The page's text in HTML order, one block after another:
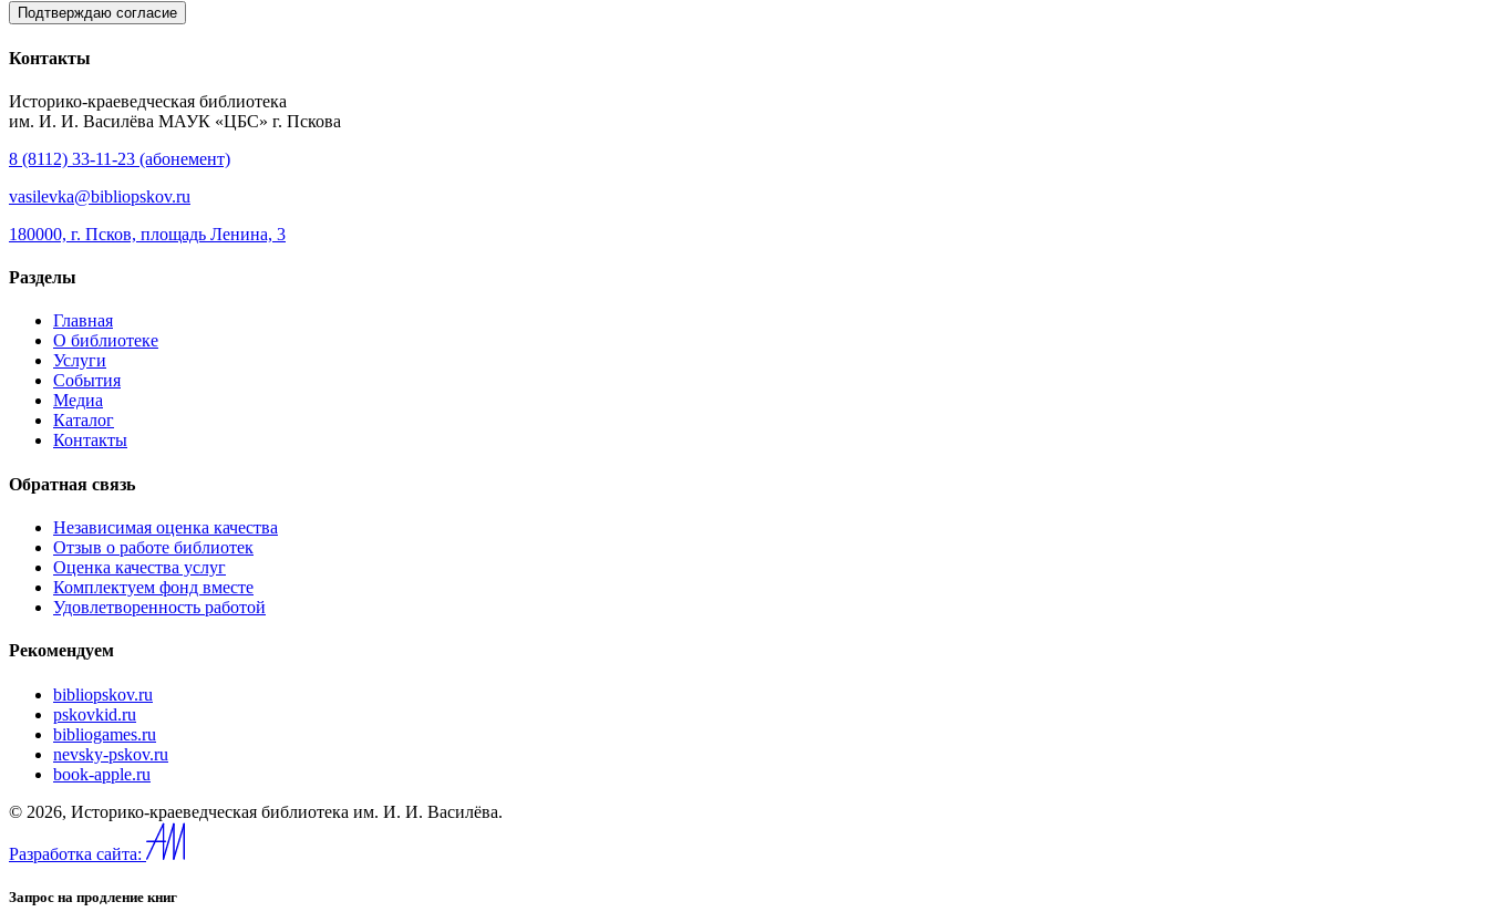
Подтверждаю согласие
Контакты
Историко-краеведческая библиотека
им. И. И. Василёва МАУК «ЦБС» г. Пскова
8 (8112) 33-11-23 (абонемент)
vasilevka@bibliopskov.ru
180000, г. Псков, площадь Ленина, 3
Разделы
Главная
О библиотеке
Услуги
События
Медиа
Каталог
Контакты
Обратная связь
Независимая оценка качества
Отзыв о работе библиотек
Оценка качества услуг
Комплектуем фонд вместе
Удовлетворенность работой
Рекомендуем
bibliopskov.ru
pskovkid.ru
bibliogames.ru
nevsky-pskov.ru
book-apple.ru
© 2026, Историко-краеведческая библиотека им. И. И. Василёва.
Разработка сайта:
Запрос на продление книг